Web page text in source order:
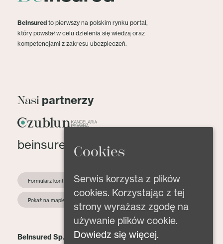
BeInsured to pierwszy na polskim rynku portal,
który powstał w celu dzielenia się wiedzą oraz
kompetencjami z zakresu ubezpieczeń.
Nasi partnerzy
beinsured@beinsured.pl
Formularz kontaktowy
Pokaż na mapie
BeInsured Sp. z o.o.
Cookies
Serwis korzysta z plików
cookies. Korzystając z tej
strony wyrażasz zgodę na
używanie plików cookie.
Dowiedz się więcej.